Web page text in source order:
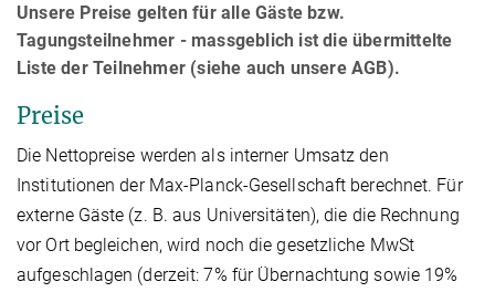
Unsere Preise gelten für alle Gäste bzw.
Tagungsteilnehmer - massgeblich ist die übermittelte
Liste der Teilnehmer (siehe auch unsere AGB).
Preise
Die Nettopreise werden als interner Umsatz den
Institutionen der Max-Planck-Gesellschaft berechnet. Für
externe Gäste (z. B. aus Universitäten), die die Rechnung
vor Ort begleichen, wird noch die gesetzliche MwSt
aufgeschlagen (derzeit: 7% für Übernachtung sowie 19%